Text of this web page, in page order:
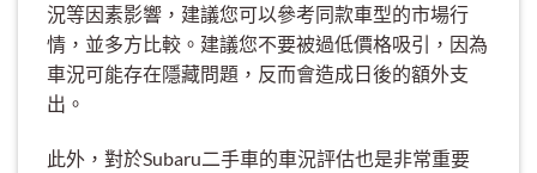
況等因素影響，建議您可以參考同款車型的市場行
情，並多方比較。建議您不要被過低價格吸引，因為
車況可能存在隱藏問題，反而會造成日後的額外支
出。
此外，對於Subaru二手車的車況評估也是非常重要